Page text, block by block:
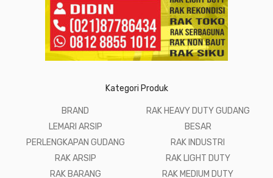
Kategori Produk
BRAND
LEMARI ARSIP
PERLENGKAPAN GUDANG
RAK ARSIP
RAK BARANG
RAK HEAVY DUTY GUDANG
BESAR
RAK INDUSTRI
RAK LIGHT DUTY
RAK MEDIUM DUTY